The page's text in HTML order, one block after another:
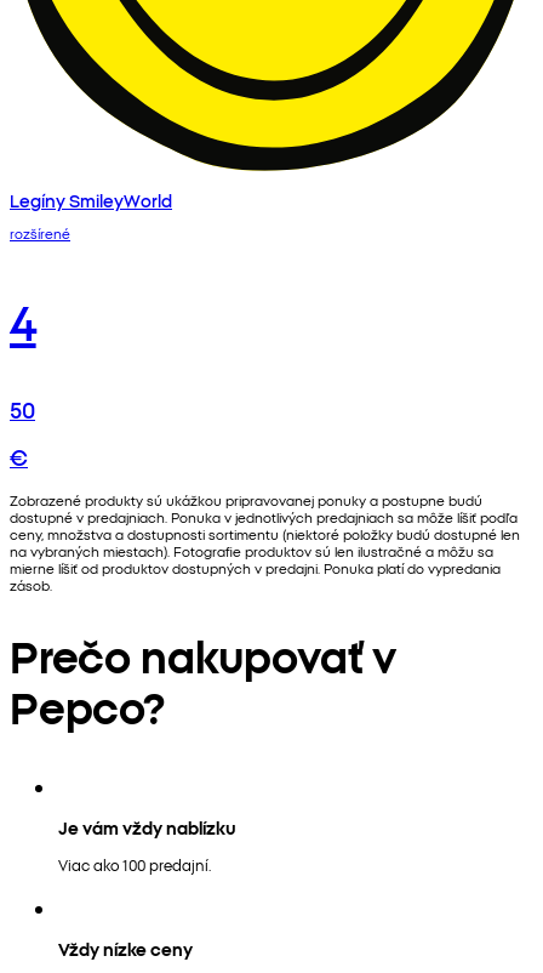
Legíny SmileyWorld
rozšírené
4
50
€
Zobrazené produkty sú ukážkou pripravovanej ponuky a postupne budú
dostupné v predajniach. Ponuka v jednotlivých predajniach sa môže líšiť podľa
ceny, množstva a dostupnosti sortimentu (niektoré položky budú dostupné len
na vybraných miestach). Fotografie produktov sú len ilustračné a môžu sa
mierne líšiť od produktov dostupných v predajni. Ponuka platí do vypredania
zásob.
Prečo nakupovať v
Pepco?
Je vám vždy nablízku
Viac ako 100 predajní.
Vždy nízke ceny